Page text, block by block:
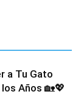
a Tu Gato
Años 🏡💖